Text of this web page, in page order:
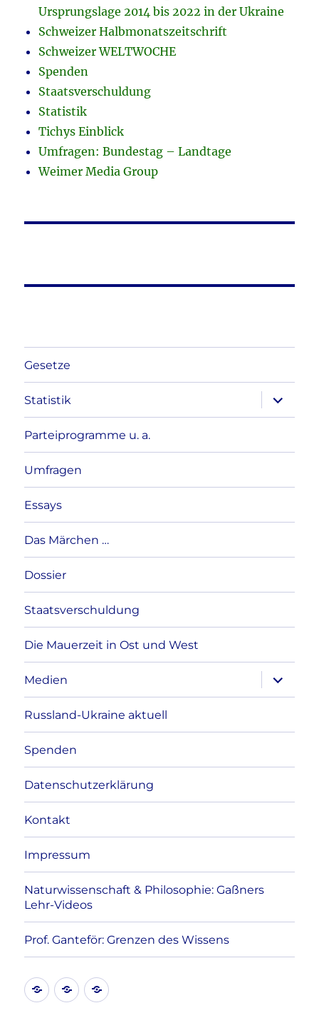
Ursprungslage 2014 bis 2022 in der Ukraine
Schweizer Halbmonatszeitschrift
Schweizer WELTWOCHE
Spenden
Staatsverschuldung
Statistik
Tichys Einblick
Umfragen: Bundestag – Landtage
Weimer Media Group
Gesetze
Statistik
anzeigen
Parteiprogramme u. a.
Umfragen
Essays
Das Märchen …
Dossier
Staatsverschuldung
Die Mauerzeit in Ost und West
Medien
anzeigen
Russland-Ukraine aktuell
Spenden
Datenschutzerklärung
Kontakt
Impressum
Naturwissenschaft & Philosophie: Gaßners
Lehr-Videos
Prof. Ganteför: Grenzen des Wissens
KontaktDatenschutzerklärung
Impressum